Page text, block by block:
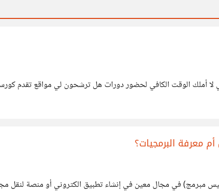
أملك الوقت الكافي لحضور دورات هل ترشحون لي مواقع تقدم
معرفة البرمجيات؟
مبرمج) في مجال معين في إنشاء تطبيق الكتروني أو منصة